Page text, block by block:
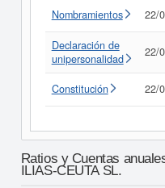
Nombramientos 22/
Declaración de
unipersonalidad
22/
Constitución 22/
Ratios y Cuentas
ILIAS-CEUTA SL.